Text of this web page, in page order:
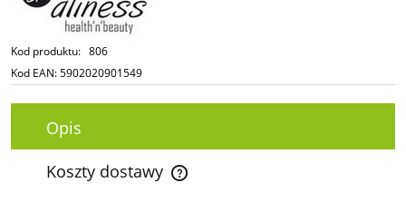
Kod produktu: 806
Kod EAN:5902020901549
Opis
Koszty dostawy
Cena nie zawiera ewentualnych kosztów płatności